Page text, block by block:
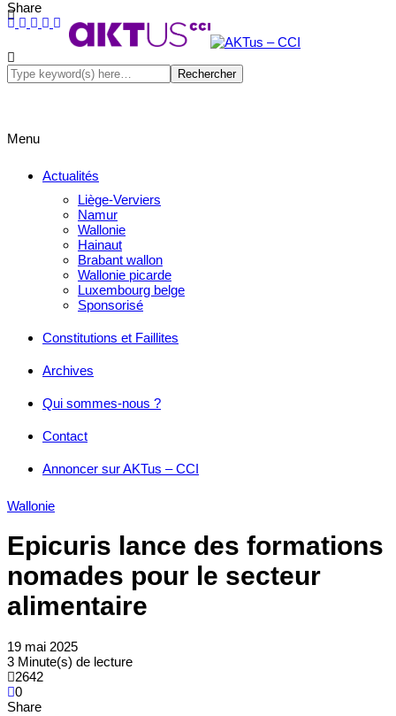
Menu
Actualités
Liège-Verviers
Namur
Wallonie
Hainaut
Brabant wallon
Wallonie picarde
Luxembourg belge
Sponsorisé
Constitutions et Faillites
Archives
Qui sommes-nous ?
Contact
Annoncer sur AKTus – CCI
Wallonie
Epicuris lance des formations
nomades pour le secteur
alimentaire
19 mai 2025
3 Minute(s) de lecture
2642
0
Share
Share